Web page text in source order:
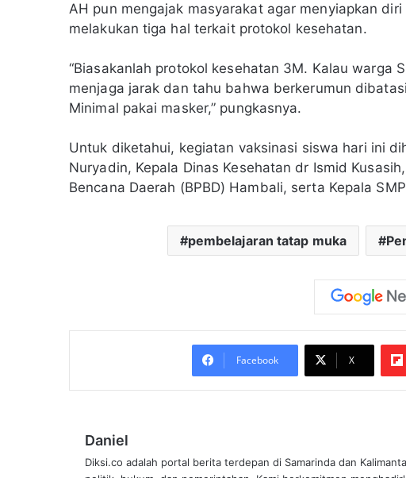
AH pun mengajak masyarakat agar menyiapkan
melakukan tiga hal terkait protokol kesehatan.
“Biasakanlah protokol kesehatan 3M. Kalau warga
menjaga jarak dan tahu bahwa berkerumun
Minimal pakai masker,” pungkasnya.
Untuk diketahui, kegiatan vaksinasi siswa hari ini
Nuryadin, Kepala Dinas Kesehatan dr Ismid
Bencana Daerah (BPBD) Hambali, serta Kepala
pembelajaran tatap muka
Facebook X
Daniel
Diksi.co adalah portal berita terdepan di Samarinda dan